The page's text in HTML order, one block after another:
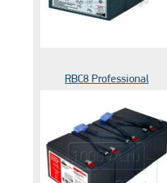
RBC8 Professional